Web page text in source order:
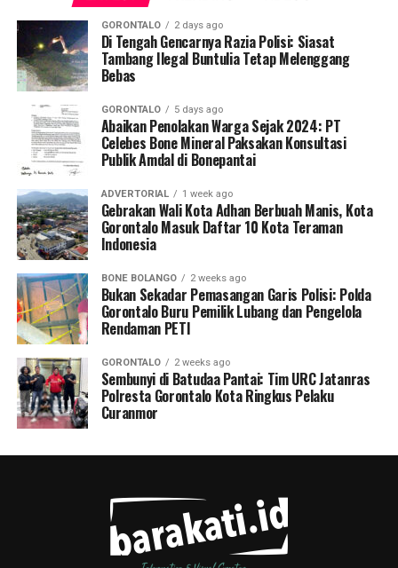
GORONTALO 2 days ago
Di Tengah Gencarnya Razia Polisi: Siasat
Tambang Ilegal Buntulia Tetap Melenggang
Bebas
GORONTALO 5 days ago
Abaikan Penolakan Warga Sejak 2024: PT
Celebes Bone Mineral Paksakan Konsultasi
Publik Amdal di Bonepantai
ADVERTORIAL 1 week ago
Gebrakan Wali Kota Adhan Berbuah Manis, Kota
Gorontalo Masuk Daftar 10 Kota Teraman
Indonesia
BONE BOLANGO 2 weeks ago
Bukan Sekadar Pemasangan Garis Polisi: Polda
Gorontalo Buru Pemilik Lubang dan Pengelola
Rendaman PETI
GORONTALO 2 weeks ago
Sembunyi di Batudaa Pantai: Tim URC Jatanras
Polresta Gorontalo Kota Ringkus Pelaku
Curanmor